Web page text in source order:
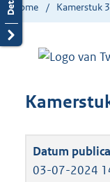
Home Kamerstuk
03-07-2024